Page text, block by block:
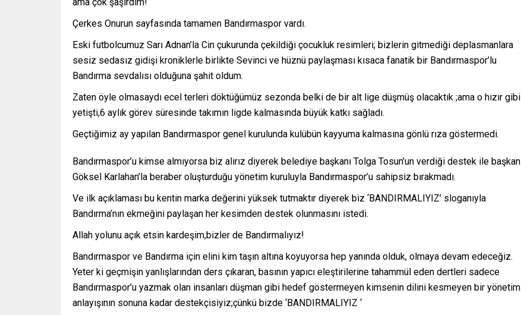
Çerkes Onurun sayfasında tamamen Bandırmaspor vardı.
Eski futbolcumuz Sarı Adnan’la Cin çukurunda çekildiği çocukluk resimleri; bizlerin gitmediği deplasmanlara
sesiz sedasız gidişi kroniklerle birlikte Sevinci ve hüznü paylaşması kısaca fanatik bir Bandırmaspor’lu
Bandırma sevdalısı olduğuna şahit oldum.
Zaten öyle olmasaydı ecel terleri döktüğümüz sezonda belki de bir alt lige düşmüş olacaktık ;ama o hızır gibi
yetişti,6 aylık görev süresinde takımın ligde kalmasında büyük katkı sağladı.
Geçtiğimiz ay yapılan Bandırmaspor genel kurulunda kulübün kayyuma kalmasına gönlü rıza göstermedi.
Bandırmaspor’u kimse almıyorsa biz alırız diyerek belediye başkanı Tolga Tosun’un verdiği destek ile başkan
Göksel Karlahan’la beraber oluşturduğu yönetim kuruluyla Bandırmaspor’u sahipsiz bırakmadı.
Ve ilk açıklaması bu kentin marka değerini yüksek tutmaktır diyerek biz ‘BANDIRMALIYIZ’ sloganıyla
Bandırma’nın ekmeğini paylaşan her kesimden destek olunmasını istedi.
Allah yolunu açık etsin kardeşim,bizler de Bandırmalıyız!
Bandırmaspor ve Bandırma için elini kim taşın altına koyuyorsa hep yanında olduk, olmaya devam edeceğiz.
Yeter ki geçmişin yanlışlarından ders çıkaran, basının yapıcı eleştirilerine tahammül eden dertleri sadece
Bandırmaspor’u yazmak olan insanları düşman gibi hedef göstermeyen kimsenin dilini kesmeyen bir yönetim
anlayışının sonuna kadar destekçisiyiz;çünkü bizde ‘BANDIRMALIYIZ ‘